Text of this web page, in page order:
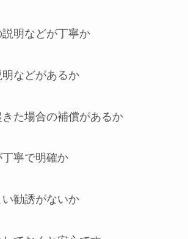
説明などが丁寧か
明などがあるか
きた場合の補償があるか
丁寧で明確か
い勧誘がないか